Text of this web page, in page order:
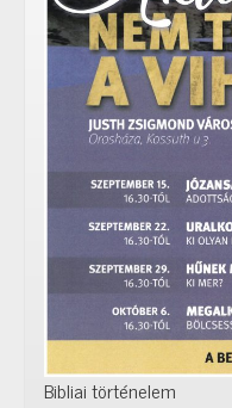
Bibliai történelem